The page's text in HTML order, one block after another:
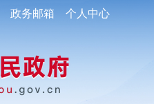
政务邮箱 个人中心